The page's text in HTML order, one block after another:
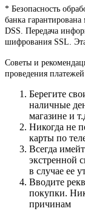
* Безопасность
банка
DSS. Передача
шифрования SSL.
Советы и
проведения
Берегите
наличные
магазине и
Никогда не
карты по
Всегда
экстренной
в случае ее
Вводите
покупки.
причинам